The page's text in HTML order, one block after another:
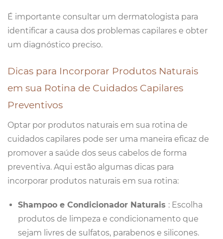
É importante consultar um dermatologista para
identificar a causa dos problemas capilares e obter
um diagnóstico preciso.
Dicas para Incorporar Produtos Naturais
em sua Rotina de Cuidados Capilares
Preventivos
Optar por produtos naturais em sua rotina de
cuidados capilares pode ser uma maneira eficaz de
promover a saúde dos seus cabelos de forma
preventiva. Aqui estão algumas dicas para
incorporar produtos naturais em sua rotina:
Shampoo e Condicionador Naturais : Escolha
produtos de limpeza e condicionamento que
sejam livres de sulfatos, parabenos e silicones.